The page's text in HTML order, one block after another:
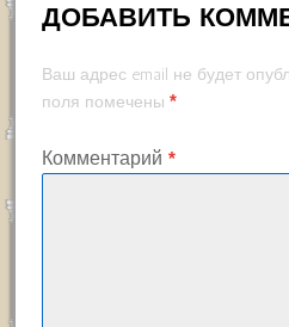
ДОБАВИТЬ
Ваш адрес email не будет
поля помечены *
Комментарий *